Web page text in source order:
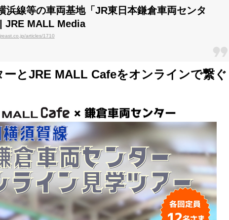
浜線等の車両基地「JR東日本鎌倉車両センタ
JRE MALL Media
articles/1710
ーとJRE MALL Cafeをオンラインで繋ぐ